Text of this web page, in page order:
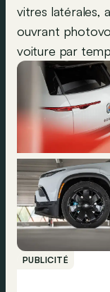
vitres latérales,
ouvrant
voiture par
PUBLICITÉ